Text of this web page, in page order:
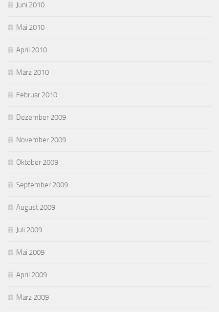
Juni 2010
Mai 2010
April 2010
März 2010
Februar 2010
Dezember 2009
November 2009
Oktober 2009
September 2009
August 2009
Juli 2009
Mai 2009
April 2009
März 2009